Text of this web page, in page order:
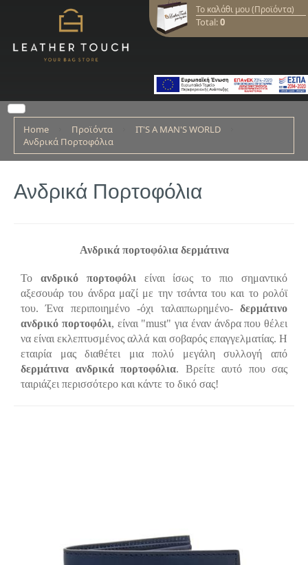
Το καλάθι μου (Προϊόντα)
Total:0
Home Προϊόντα
IT'S A MAN'S WORLD
Ανδρικά Πορτοφόλια
Ανδρικά Πορτοφόλια
Ανδρικά πορτοφόλια δερμάτινα
Το ανδρικό πορτοφόλι είναι ίσως το πιο σημαντικό
αξεσουάρ του άνδρα μαζί με την τσάντα του και το ρολόϊ
του. Ένα περιποιημένο -όχι ταλαιπωρημένο- δερμάτινο
ανδρικό πορτοφόλι, είναι "must" για έναν άνδρα που θέλει
να είναι εκλεπτυσμένος αλλά και σοβαρός επαγγελματίας. Η
εταιρία μας διαθέτει μια πολύ μεγάλη συλλογή από
δερμάτινα ανδρικά πορτοφόλια. Βρείτε αυτό που σας
ταιριάζει περισσότερο και κάντε το δικό σας!